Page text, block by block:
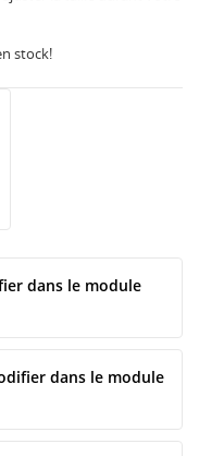
stock!
dans le module
dans le module